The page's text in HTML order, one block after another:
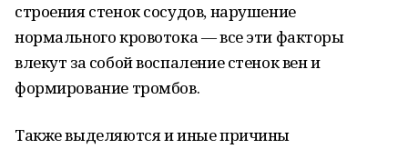
строения стенок сосудов, нарушение
нормального кровотока — все эти факторы
влекут за собой воспаление стенок вен и
формирование тромбов.
Также выделяются и иные причины